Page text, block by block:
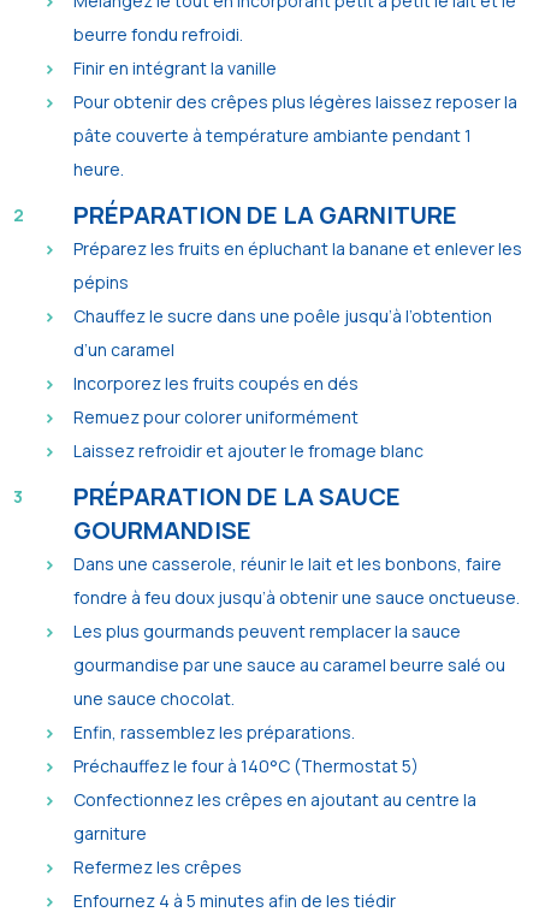
beurre fondu refroidi.
Finir en intégrant la vanille
Pour obtenir des crêpes plus légères laissez reposer la
pâte couverte à température ambiante pendant 1
heure.
PRÉPARATION DE LA GARNITURE
Préparez les fruits en épluchant la banane et enlever les
pépins
Chauffez le sucre dans une poêle jusqu’à l’obtention
d’un caramel
Incorporez les fruits coupés en dés
Remuez pour colorer uniformément
Laissez refroidir et ajouter le fromage blanc
PRÉPARATION DE LA SAUCE
GOURMANDISE
Dans une casserole, réunir le lait et les bonbons, faire
fondre à feu doux jusqu’à obtenir une sauce onctueuse.
Les plus gourmands peuvent remplacer la sauce
gourmandise par une sauce au caramel beurre salé ou
une sauce chocolat.
Enfin, rassemblez les préparations.
Préchauffez le four à 140°C (Thermostat 5)
Confectionnez les crêpes en ajoutant au centre la
garniture
Refermez les crêpes
Enfournez 4 à 5 minutes afin de les tiédir